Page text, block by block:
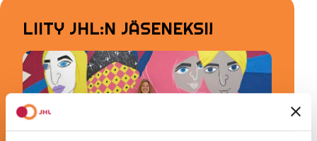
LIITY JHL:N JÄSENEKSI!